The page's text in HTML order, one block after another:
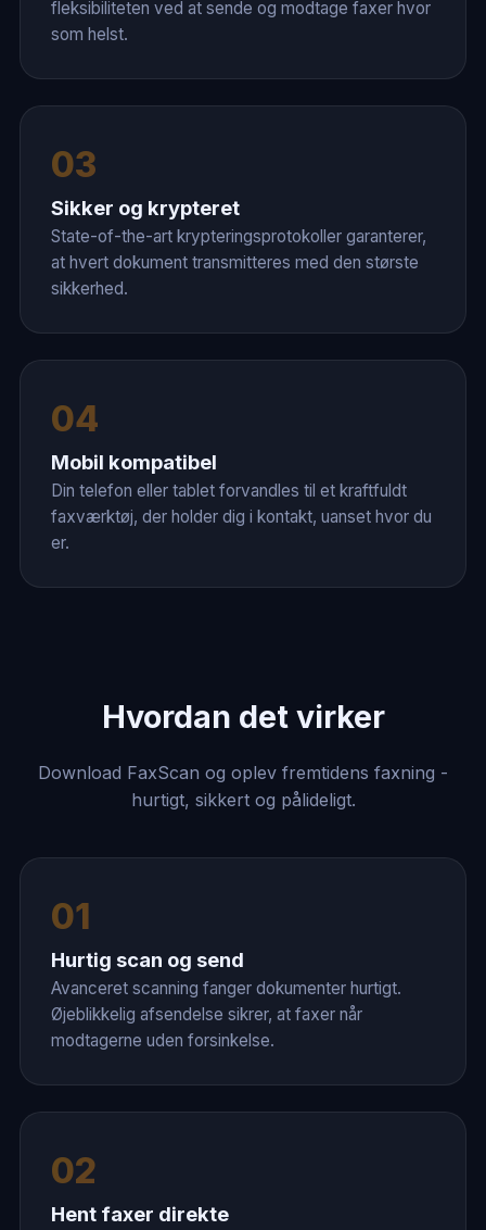
fleksibiliteten ved at sende og modtage faxer hvor
som helst.
03
Sikker og krypteret
State-of-the-art krypteringsprotokoller garanterer,
at hvert dokument transmitteres med den største
sikkerhed.
04
Mobil kompatibel
Din telefon eller tablet forvandles til et kraftfuldt
faxværktøj, der holder dig i kontakt, uanset hvor du
er.
Hvordan det virker
Download FaxScan og oplev fremtidens faxning -
hurtigt, sikkert og pålideligt.
01
Hurtig scan og send
Avanceret scanning fanger dokumenter hurtigt.
Øjeblikkelig afsendelse sikrer, at faxer når
modtagerne uden forsinkelse.
02
Hent faxer direkte